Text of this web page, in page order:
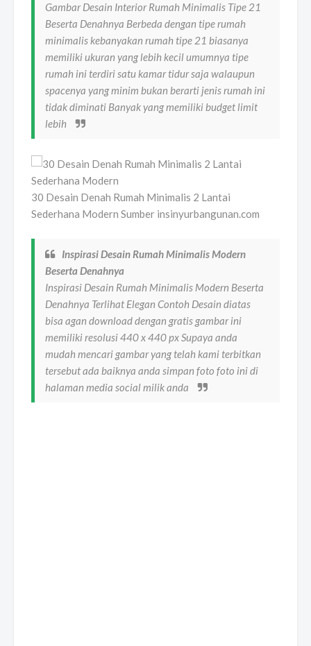
Gambar Desain Interior Rumah Minimalis Tipe 21
Beserta Denahnya Berbeda dengan tipe rumah
minimalis kebanyakan rumah tipe 21 biasanya
memiliki ukuran yang lebih kecil umumnya tipe
rumah ini terdiri satu kamar tidur saja walaupun
spacenya yang minim bukan berarti jenis rumah ini
tidak diminati Banyak yang memiliki budget limit
lebih
30 Desain Denah Rumah Minimalis 2 Lantai
Sederhana Modern Sumber insinyurbangunan.com
Inspirasi Desain Rumah Minimalis Modern
Beserta Denahnya
Inspirasi Desain Rumah Minimalis Modern Beserta
Denahnya Terlihat Elegan Contoh Desain diatas
bisa agan download dengan gratis gambar ini
memiliki resolusi 440 x 440 px Supaya anda
mudah mencari gambar yang telah kami terbitkan
tersebut ada baiknya anda simpan foto foto ini di
halaman media social milik anda